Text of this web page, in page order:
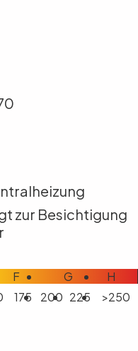
zur Besichtigung
F G
H
175 200 225 >250